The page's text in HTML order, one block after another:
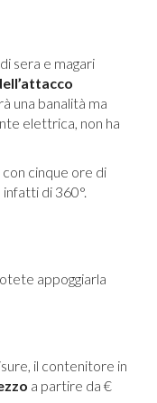
sera e magari
una banalità ma
elettrica, non ha
cinque ore di
di 360°.
appoggiarla
il contenitore in
a partire da €